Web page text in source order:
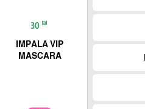
30 ₪
IMPALA VIP
MASCARA